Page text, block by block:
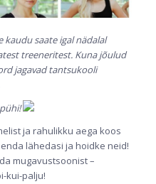
kaudu saate igal nädalal
treeneritest. Kuna jõulud
jagavad tantsukooli
ja rahulikku aega koos
lähedasi ja hoidke neid!
mugavustsoonist –
kui-palju!